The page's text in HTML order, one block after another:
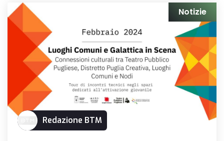
Notizie
Redazione BTM